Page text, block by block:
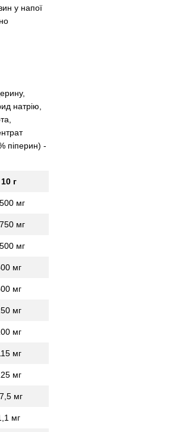
у напої
натрію,
піперин) -
10 г
мг
мг
мг
мг
мг
мг
мг
мг
мг
мг
мг